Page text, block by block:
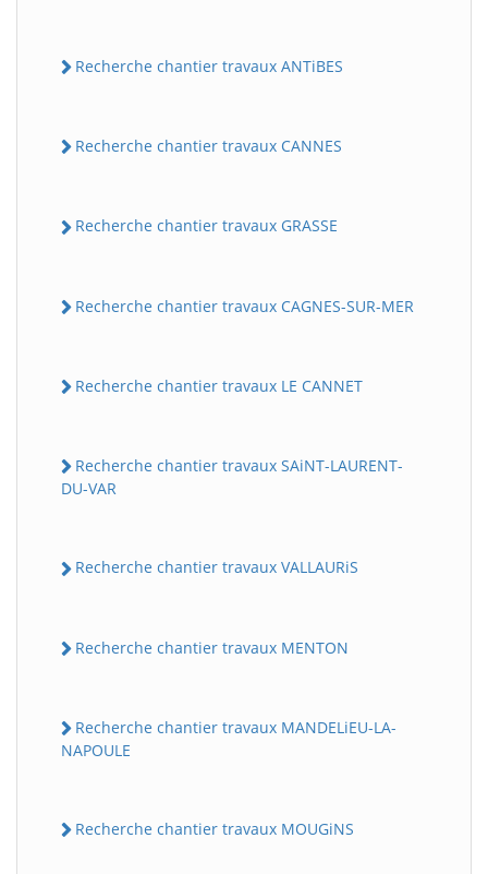
Recherche chantier travaux ANTiBES
Recherche chantier travaux CANNES
Recherche chantier travaux GRASSE
Recherche chantier travaux CAGNES-SUR-MER
Recherche chantier travaux LE CANNET
Recherche chantier travaux SAiNT-LAURENT-
DU-VAR
Recherche chantier travaux VALLAURiS
Recherche chantier travaux MENTON
Recherche chantier travaux MANDELiEU-LA-
NAPOULE
Recherche chantier travaux MOUGiNS